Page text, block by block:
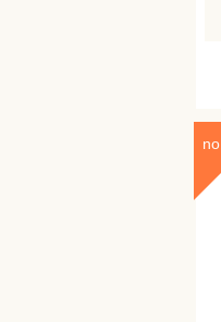
no.